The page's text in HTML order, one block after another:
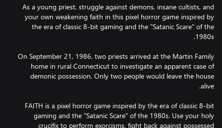
As a young priest, struggle against demons, insane cultists, and
your own weakening faith in this pixel horror game inspired by
the era of classic 8-bit gaming and the "Satanic Scare" of the
On September 21, 1986, two priests arrived at the Martin Family
home in rural Connecticut to investigate an apparent case of
demonic possession. Only two people would leave the house
FAITH is a pixel horror game inspired by the era of classic 8-bit
gaming and the "Satanic Scare" of the 1980s. Use your holy
crucifix to perform exorcisms, fight back against possessed